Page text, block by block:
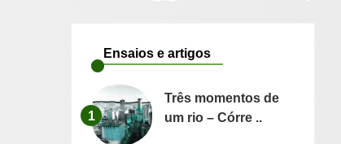
Ensaios e artigos
1
Três momentos de
um rio – Córre ..